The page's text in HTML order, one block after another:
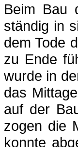
Beim Bau
ständig in
dem Tode
zu Ende
wurde in
das
auf der
zogen die
konnte